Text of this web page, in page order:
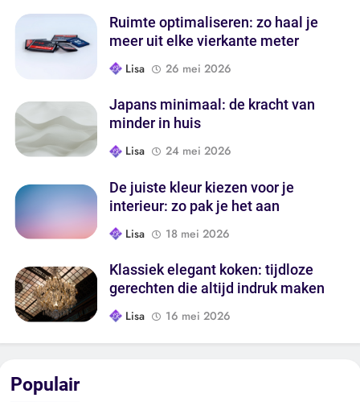
Ruimte optimaliseren: zo haal je
meer uit elke vierkante meter
Lisa
26 mei 2026
Japans minimaal: de kracht van
minder in huis
Lisa
24 mei 2026
De juiste kleur kiezen voor je
interieur: zo pak je het aan
Lisa
18 mei 2026
Klassiek elegant koken: tijdloze
gerechten die altijd indruk maken
Lisa
16 mei 2026
Populair